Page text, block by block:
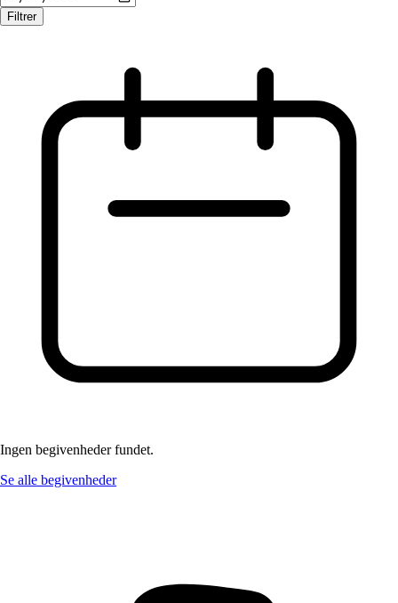
Filtrer
Ingen begivenheder fundet.
Se alle begivenheder